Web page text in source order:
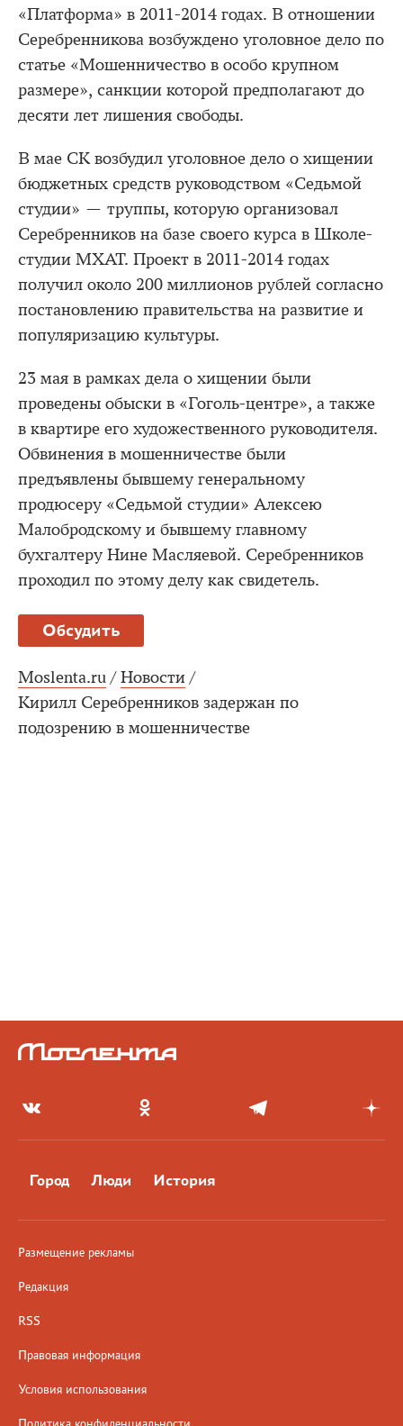
«Платформа» в 2011-2014 годах. В отношении
Серебренникова возбуждено уголовное дело по
статье «Мошенничество в особо крупном
размере», санкции которой предполагают до
десяти лет лишения свободы.
В мае СК возбудил уголовное дело о хищении
бюджетных средств руководством «Седьмой
студии» — труппы, которую организовал
Серебренников на базе своего курса в Школе-
студии МХАТ. Проект в 2011-2014 годах
получил около 200 миллионов рублей согласно
постановлению правительства на развитие и
популяризацию культуры.
23 мая в рамках дела о хищении были
проведены обыски в «Гоголь-центре», а также
в квартире его художественного руководителя.
Обвинения в мошенничестве были
предъявлены бывшему генеральному
продюсеру «Седьмой студии» Алексею
Малобродскому и бывшему главному
бухгалтеру Нине Масляевой. Серебренников
проходил по этому делу как свидетель.
Обсудить
Moslenta.ru / Новости /
Кирилл Серебренников задержан по
подозрению в мошенничестве
Город Люди История
Размещение рекламы
Редакция
RSS
Правовая информация
Условия использования